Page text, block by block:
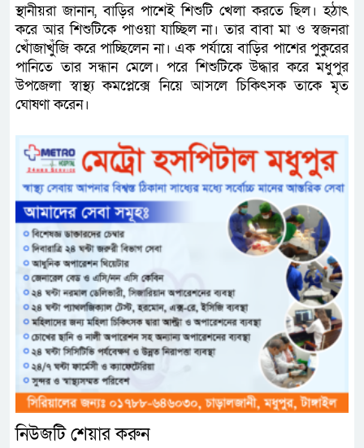
স্থানীয়রা জানান, বাড়ির পাশেই শিশুটি খেলা করতে ছিল। হঠাৎ
করে আর শিশুটিকে পাওয়া যাচ্ছিল না। তার বাবা মা ও স্বজনরা
খোঁজাখুঁজি করে পাচ্ছিলেন না। এক পর্যায়ে বাড়ির পাশের পুকুরের
পানিতে তার সন্ধান মেলে। পরে শিশুটিকে উদ্ধার করে মধুপুর
উপজেলা স্বাস্থ্য কমপ্লেক্সে নিয়ে আসলে চিকিৎসক তাকে মৃত
ঘোষণা করেন।
নিউজটি শেয়ার করুন